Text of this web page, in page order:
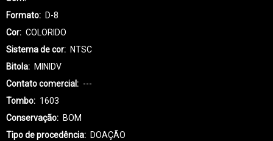
Formato
D-8
Cor
COLORIDO
Sistema de cor
NTSC
Bitola
MINIDV
Contato comercial
---
Tombo
1603
Conservação
BOM
Tipo de procedência
DOAÇÃO